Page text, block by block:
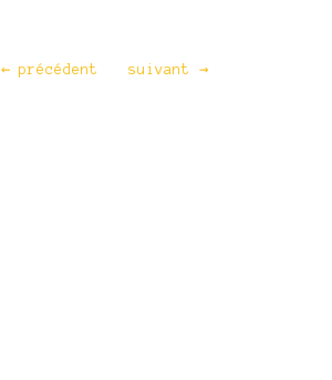
←précédent suivant →